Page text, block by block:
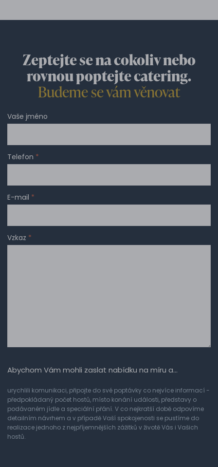
Zeptejte se na cokoliv nebo
rovnou poptejte catering.
Budeme se vám věnovat
Vaše jméno
Telefon *
E-mail *
Vzkaz *
Abychom Vám mohli zaslat nabídku na míru a…
urychlili komunikaci, připojte do své poptávky co nejvíce informací -
předpokládaný počet hostů, místo konání události, představy o
podávaném jídle a speciální přání. V co nejkratší době odpovíme
detailním návrhem a v případě Vaší spokojenosti se pustíme do
realizace jednoho z nejpříjemnějších zážitků v životě Vás i Vašich
hostů.